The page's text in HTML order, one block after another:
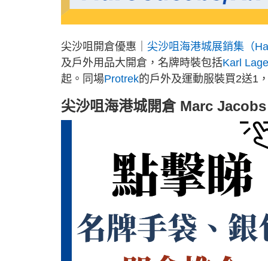
尖沙咀開倉優惠｜ 尖沙咀海港城展銷集（
及戶外用品大開倉，名牌時裝包括Karl
起。同場Protrek的戶外及運動服裝買2送1
尖沙咀海港城開倉 Marc